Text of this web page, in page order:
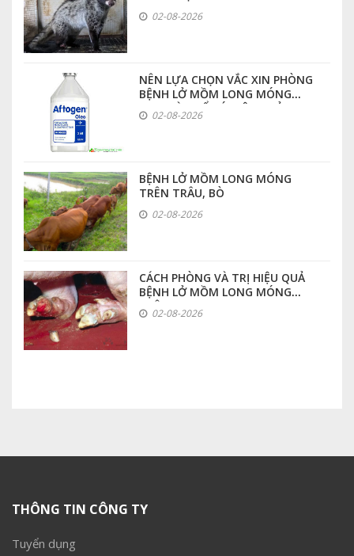
02-08-2026
NÊN LỰA CHỌN VẮC XIN PHÒNG
BỆNH LỞ MỒM LONG MÓNG
LOẠI NÀO ĐỂ CÓ HIỆU QUẢ CAO
NHẤT
02-08-2026
BỆNH LỞ MỒM LONG MÓNG
TRÊN TRÂU, BÒ
02-08-2026
CÁCH PHÒNG VÀ TRỊ HIỆU QUẢ
BỆNH LỞ MỒM LONG MÓNG
TRÊN HEO
02-08-2026
THÔNG TIN CÔNG TY
Tuyển dụng